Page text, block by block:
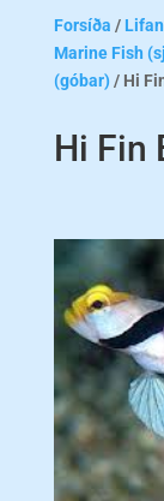
Forsíða /
Marine Fish
(góbar) / Hi
Hi Fin